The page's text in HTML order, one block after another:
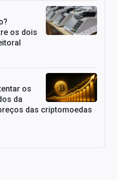
os dois
os
da
das criptomoedas